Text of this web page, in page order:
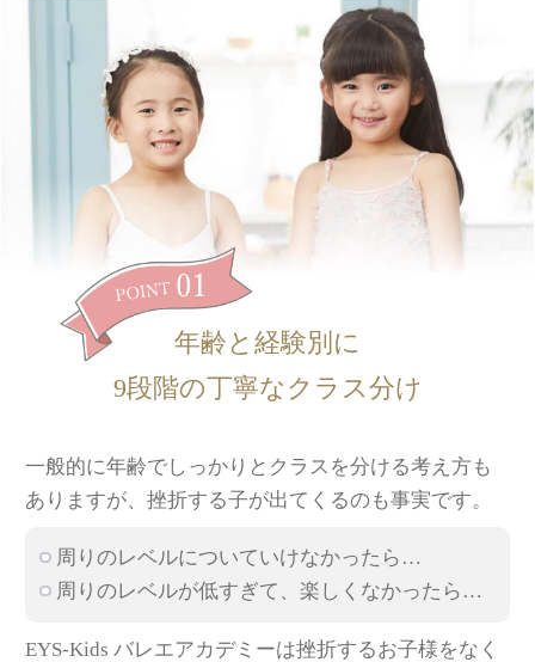
年齢と経験別に
9段階の丁寧なクラス分け
一般的に年齢でしっかりとクラスを分ける考え方も
ありますが、挫折する子が出てくるのも事実です。
周りのレベルについていけなかったら…
周りのレベルが低すぎて、楽しくなかったら…
EYS-Kids バレエアカデミーは挫折するお子様をなく